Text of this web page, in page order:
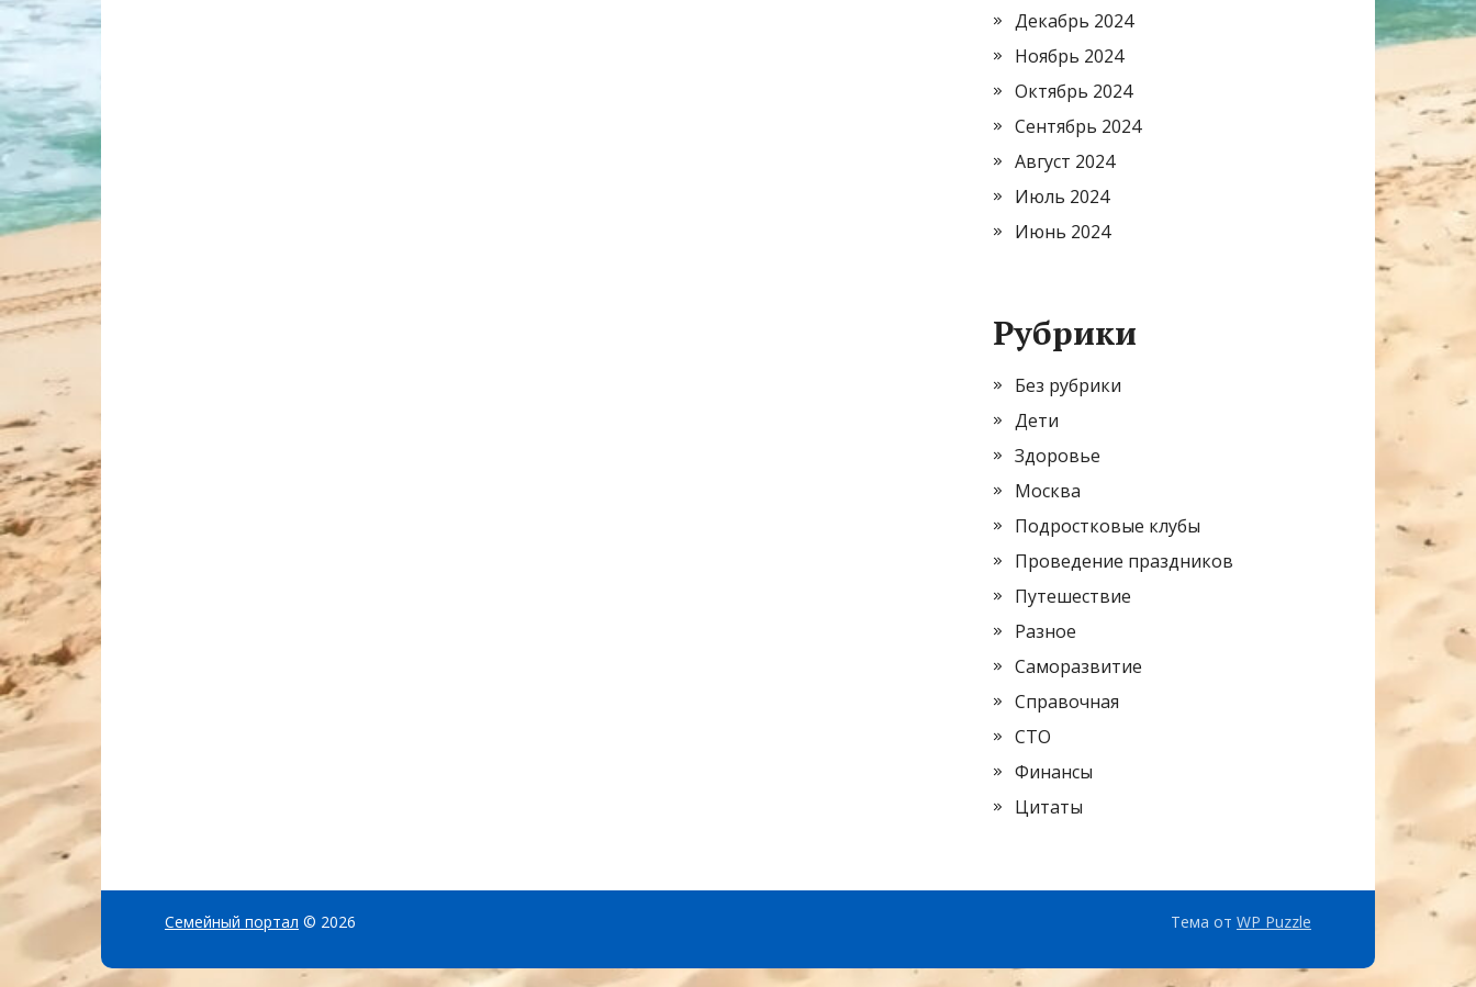
Декабрь 2024
Ноябрь 2024
Октябрь 2024
Сентябрь 2024
Август 2024
Июль 2024
Июнь 2024
Рубрики
Без рубрики
Дети
Здоровье
Москва
Подростковые клубы
Проведение праздников
Путешествие
Разное
Саморазвитие
Справочная
СТО
Финансы
Цитаты
Семейный портал © 2026 Тема от WP Puzzle